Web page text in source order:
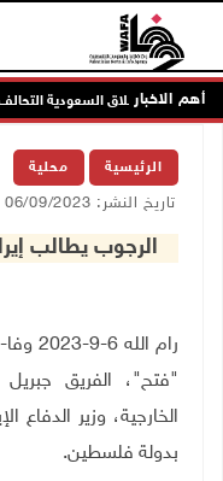
أهم الاخبار
ترحب بإطلاق السعودية التحالف
الرئيسية محلية
تاريخ النشر: 06/09/2023 12:54 م
الرجوب يطالب
رام
"فتح"، الفريق جبريل
الخارجية، وزير الدفاع
بدولة فلسطين.